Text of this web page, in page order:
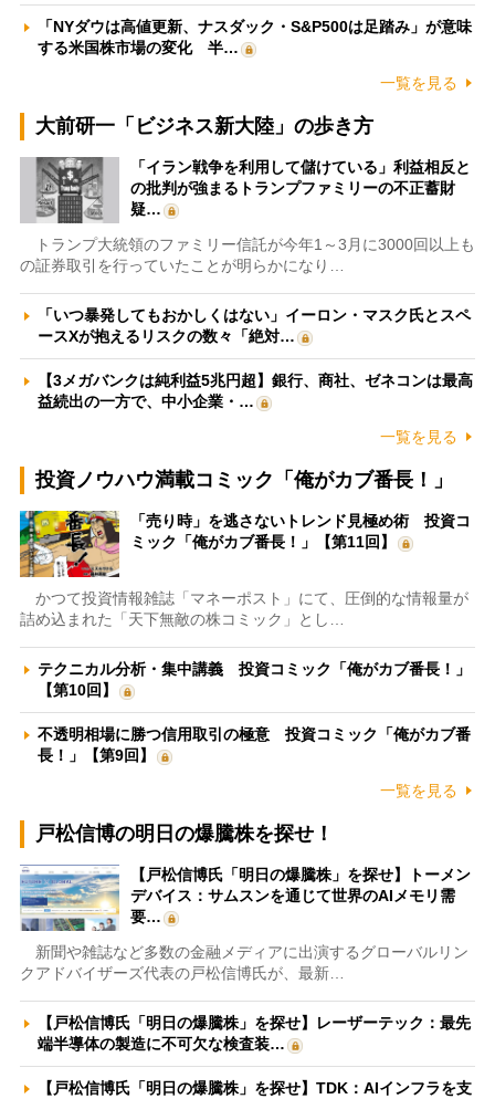
「NYダウは高値更新、ナスダック・S&P500は足踏み」が意味
する米国株市場の変化 半…
一覧を見る
大前研一「ビジネス新大陸」の歩き方
「イラン戦争を利用して儲けている」利益相反と
の批判が強まるトランプファミリーの不正蓄財
疑…
トランプ大統領のファミリー信託が今年1～3月に3000回以上も
の証券取引を行っていたことが明らかになり…
「いつ暴発してもおかしくはない」イーロン・マスク氏とスペ
ースXが抱えるリスクの数々「絶対…
【3メガバンクは純利益5兆円超】銀行、商社、ゼネコンは最高
益続出の一方で、中小企業・…
一覧を見る
投資ノウハウ満載コミック「俺がカブ番長！」
「売り時」を逃さないトレンド見極め術 投資コ
ミック「俺がカブ番長！」【第11回】
かつて投資情報雑誌「マネーポスト」にて、圧倒的な情報量が
詰め込まれた「天下無敵の株コミック」とし…
テクニカル分析・集中講義 投資コミック「俺がカブ番長！」
【第10回】
不透明相場に勝つ信用取引の極意 投資コミック「俺がカブ番
長！」【第9回】
一覧を見る
戸松信博の明日の爆騰株を探せ！
【戸松信博氏「明日の爆騰株」を探せ】トーメン
デバイス：サムスンを通じて世界のAIメモリ需
要…
新聞や雑誌など多数の金融メディアに出演するグローバルリン
クアドバイザーズ代表の戸松信博氏が、最新…
【戸松信博氏「明日の爆騰株」を探せ】レーザーテック：最先
端半導体の製造に不可欠な検査装…
【戸松信博氏「明日の爆騰株」を探せ】TDK：AIインフラを支